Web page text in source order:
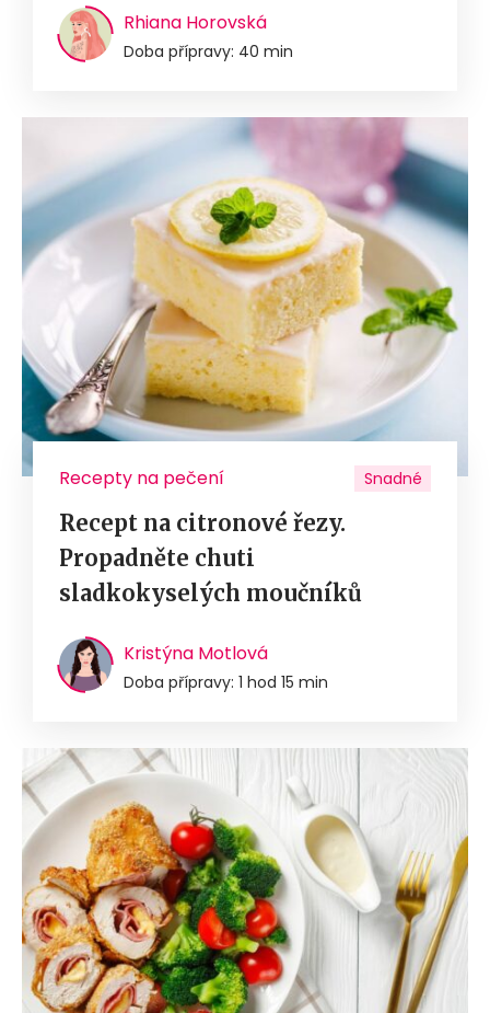
Rhiana Horovská
Doba přípravy: 40 min
Recepty na pečení Snadné
Recept na citronové řezy.
Propadněte chuti
sladkokyselých moučníků
Kristýna Motlová
Doba přípravy: 1 hod 15 min